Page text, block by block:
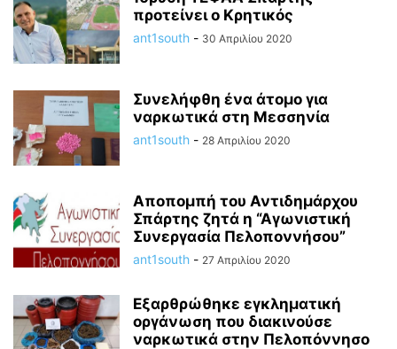
προτείνει ο Κρητικός
ant1south - 30 Απριλίου 2020
Συνελήφθη ένα άτομο για
ναρκωτικά στη Μεσσηνία
ant1south - 28 Απριλίου 2020
Αποπομπή του Αντιδημάρχου
Σπάρτης ζητά η “Αγωνιστική
Συνεργασία Πελοποννήσου”
ant1south - 27 Απριλίου 2020
Εξαρθρώθηκε εγκληματική
οργάνωση που διακινούσε
ναρκωτικά στην Πελοπόννησο